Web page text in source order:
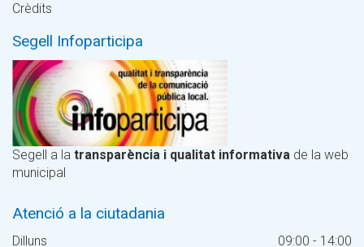
Crèdits
Segell Infoparticipa
Segell a la transparència i qualitat informativa de la web
municipal
Atenció a la ciutadania
Dilluns 09:00 - 14:00